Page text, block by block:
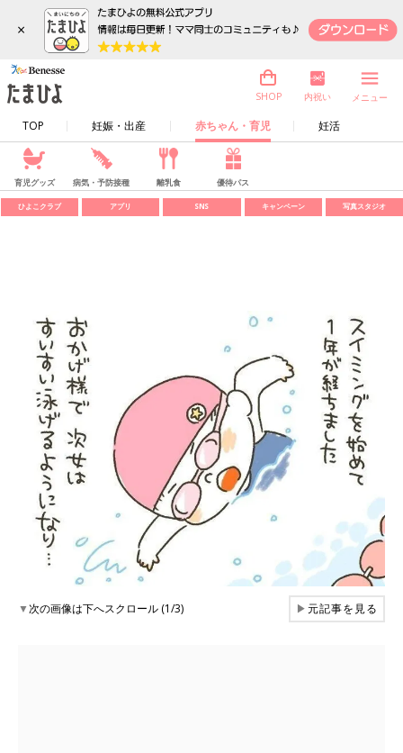
×
TOP 妊娠・出産 赤ちゃん・育児 妊活
SHOP 内祝い メニュー
育児グッズ 病気・予防接種 離乳食 優待パス
ひよこクラブ アプリ SNS キャンペーン 写真スタジオ
▼次の画像は下へスクロール (1/3) ▶元記事を見る